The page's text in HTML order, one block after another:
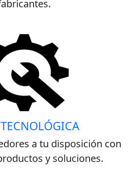
a tu disposición con
y soluciones.